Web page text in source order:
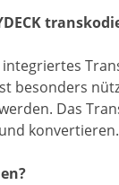
integriertes
besonders
Das
konvertieren.